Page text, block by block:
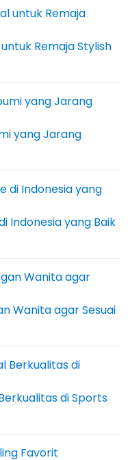
Remaja Stylish
yang Jarang
Indonesia yang Baik
Wanita agar Sesuai
di Sports